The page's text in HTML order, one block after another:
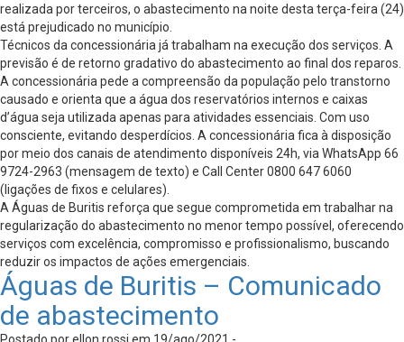
realizada por terceiros, o abastecimento na noite desta terça-feira (24)
está prejudicado no município.
Técnicos da concessionária já trabalham na execução dos serviços. A
previsão é de retorno gradativo do abastecimento ao final dos reparos.
A concessionária pede a compreensão da população pelo transtorno
causado e orienta que a água dos reservatórios internos e caixas
d’água seja utilizada apenas para atividades essenciais. Com uso
consciente, evitando desperdícios. A concessionária fica à disposição
por meio dos canais de atendimento disponíveis 24h, via WhatsApp 66
9724-2963 (mensagem de texto) e Call Center 0800 647 6060
(ligações de fixos e celulares).
A Águas de Buritis reforça que segue comprometida em trabalhar na
regularização do abastecimento no menor tempo possível, oferecendo
serviços com excelência, compromisso e profissionalismo, buscando
reduzir os impactos de ações emergenciais.
Águas de Buritis – Comunicado
de abastecimento
Postado por ellon.rossi em 19/ago/2021 -